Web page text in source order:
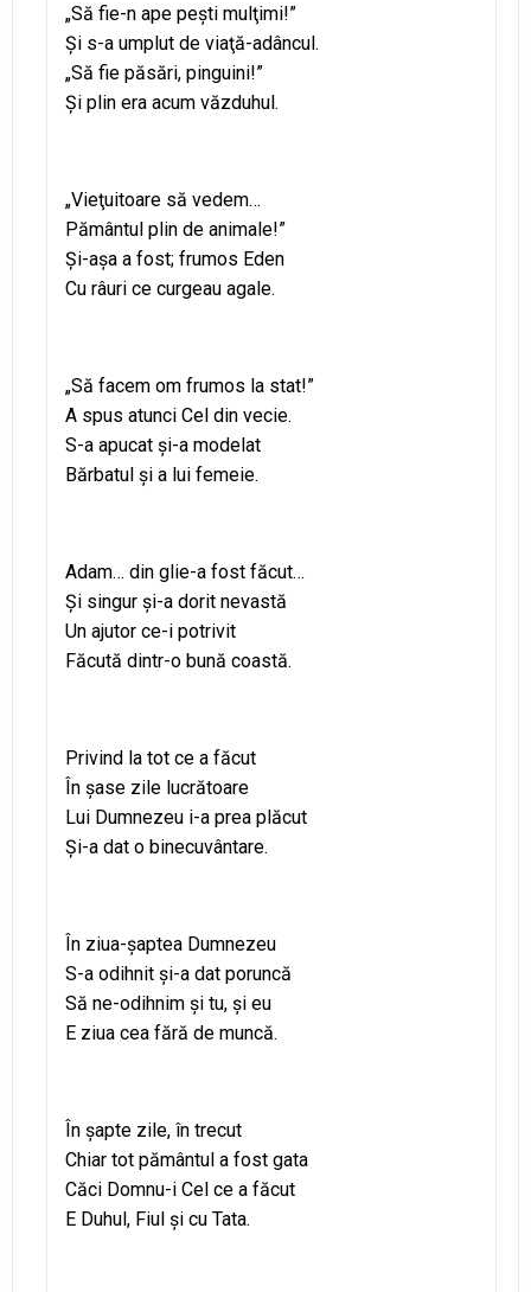
„Să fie-n ape peşti mulţimi!”
Şi s-a umplut de viaţă-adâncul.
„Să fie păsări, pinguini!”
Şi plin era acum văzduhul.
„Vieţuitoare să vedem…
Pământul plin de animale!”
Şi-aşa a fost; frumos Eden
Cu râuri ce curgeau agale.
„Să facem om frumos la stat!”
A spus atunci Cel din vecie.
S-a apucat şi-a modelat
Bărbatul şi a lui femeie.
Adam… din glie-a fost făcut…
Şi singur şi-a dorit nevastă
Un ajutor ce-i potrivit
Făcută dintr-o bună coastă.
Privind la tot ce a făcut
În şase zile lucrătoare
Lui Dumnezeu i-a prea plăcut
Şi-a dat o binecuvântare.
În ziua-şaptea Dumnezeu
S-a odihnit şi-a dat poruncă
Să ne-odihnim şi tu, şi eu
E ziua cea fără de muncă.
În şapte zile, în trecut
Chiar tot pământul a fost gata
Căci Domnu-i Cel ce a făcut
E Duhul, Fiul şi cu Tata.